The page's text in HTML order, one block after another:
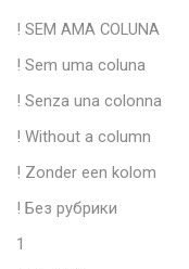
! SEM AMA COLUNA
! Sem uma coluna
! Senza una colonna
! Without a column
! Zonder een kolom
! Без рубрики
1